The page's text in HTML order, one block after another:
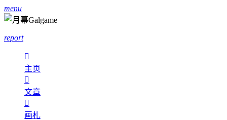
menu
report

主页

文章

画札